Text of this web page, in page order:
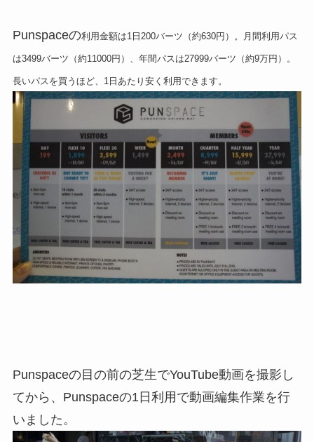
Punspaceの利用金額は1日200バーツ（約630円）。月間利用パス
は3499バーツ（約11000円）、年間パスは27999バーツ（約9万円）。
長いパスを買うほど、1日あたり安く利用できます。
Punspaceの目の前の芝生でYouTube動画を撮影し
てから、Punspaceの1日利用で動画編集作業を行
いました。